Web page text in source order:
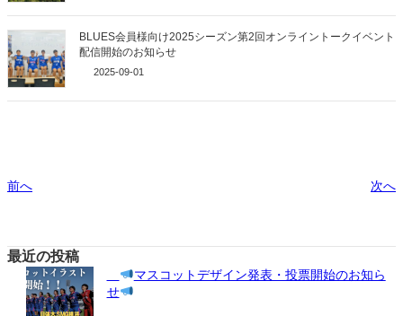
BLUES会員様向け2025シーズン第2回オンライントークイベント
配信開始のお知らせ
2025-09-01
前へ 次へ
最近の投稿
マスコットデザイン発表・投票開始のお知ら
せ